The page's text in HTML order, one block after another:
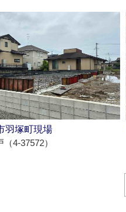
羽塚町現場
（4-37572）